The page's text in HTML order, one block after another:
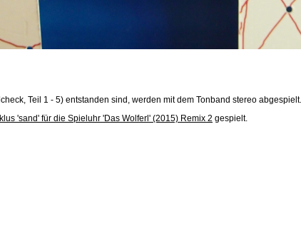
Teil 1 - 5) entstanden sind, werden mit dem Tonband stereo abgespielt.
'sand' für die Spieluhr 'Das Wolferl' (2015) Remix 2 gespielt.